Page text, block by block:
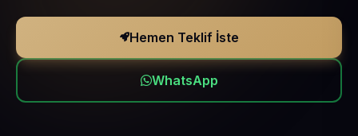
Hemen Teklif İste
WhatsApp